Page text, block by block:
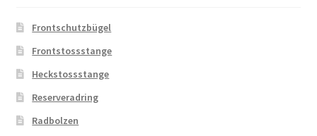
Frontschutzbügel
Frontstossstange
Heckstossstange
Reserveradring
Radbolzen